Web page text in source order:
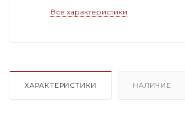
Все характеристики
ХАРАКТЕРИСТИКИ НАЛИЧИЕ